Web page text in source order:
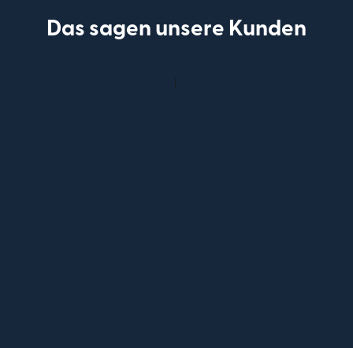
Das sagen unsere Kunden